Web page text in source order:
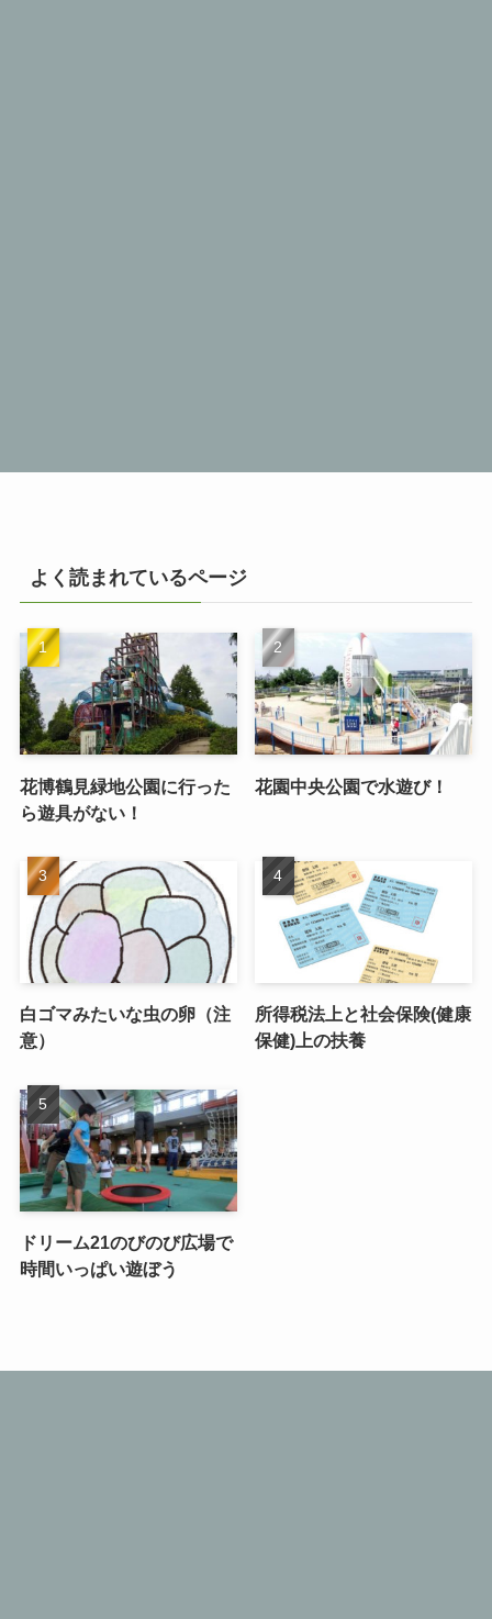
よく読まれているページ
花博鶴見緑地公園に行った
ら遊具がない！
花園中央公園で水遊び！
白ゴマみたいな虫の卵（注
意）
所得税法上と社会保険(健康
保健)上の扶養
ドリーム21のびのび広場で
時間いっぱい遊ぼう